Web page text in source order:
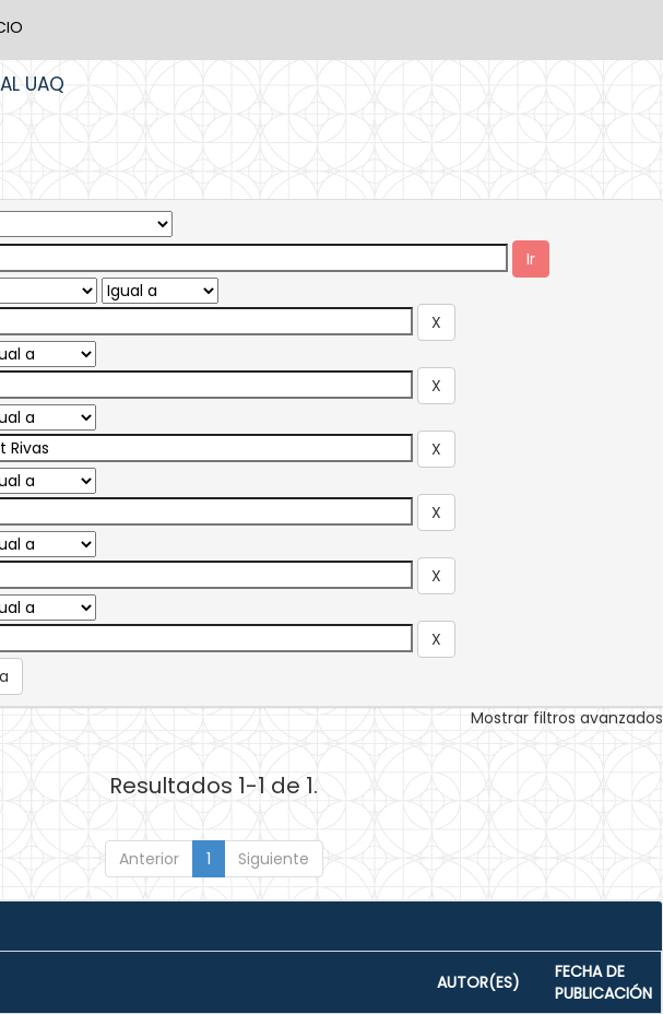
UAQ
Mostrar filtros avanzados
Resultados 1-1 de 1.
Anterior 1 Siguiente
AUTOR(ES)
FECHA DE
PUBLICACIÓN